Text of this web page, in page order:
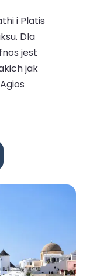
i Platis
Dla
jest
jak